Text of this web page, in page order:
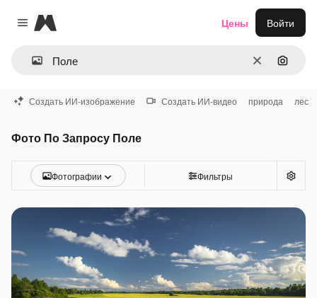
Close menu
Magnific
ОчиститьПоиск
Цены Войти
Создать ИИ-изображение Создать ИИ-видео природа лес
Фото По Запросу Поле
Фотографии Фильтры